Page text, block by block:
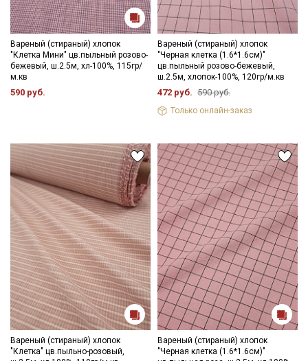
Вареный (стираный) хлопок
"Клетка Мини" цв.пыльный розово-
бежевый, ш.2.5м, хл-100%, 115гр/
м.кв
590 руб.
Вареный (стираный) хлопок
"Черная клетка (1.6*1.6см)"
цв.пыльный розово-бежевый,
ш.2.5м, хлопок-100%, 120гр/м.кв
472 руб. 590 руб.
Только онлайн-заказ
Вареный (стираный) хлопок
"Клетка" цв.пыльно-розовый,
Вареный (стираный) хлопок
"Черная клетка (1.6*1.6см)"